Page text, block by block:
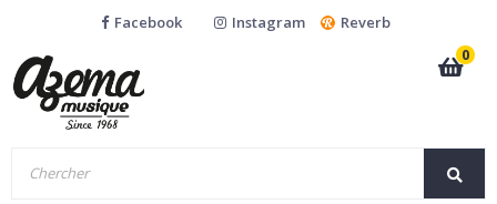
Facebook Instagram
Reverb
0